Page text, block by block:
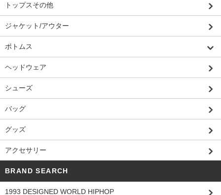
トップスその他
ジャケット/アウター
ボトムス
ヘッドウェア
シューズ
バッグ
グッズ
アクセサリー
BRAND SEARCH
1993 DESIGNED WORLD HIPHOP